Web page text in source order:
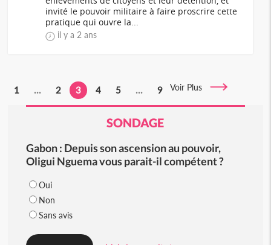
invité le pouvoir militaire à faire proscrire cette
pratique qui ouvre la...
il y a 2 ans
1 ... 2 3 4 5 ... 9 Voir Plus
SONDAGE
Gabon : Depuis son ascension au pouvoir,
Oligui Nguema vous parait-il compétent ?
Oui
Non
Sans avis